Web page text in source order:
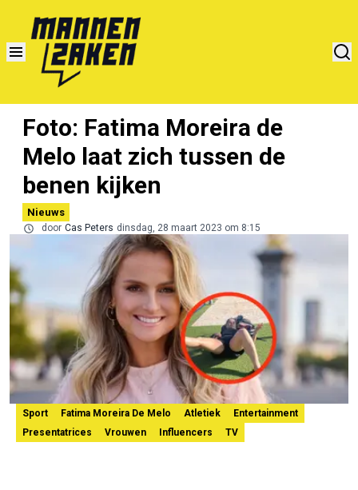
Foto: Fatima Moreira de
Melo laat zich tussen de
benen kijken
Nieuws
door Cas Peters dinsdag, 28 maart 2023 om 8:15
Sport Fatima Moreira De Melo Atletiek
Entertainment
Presentatrices
Vrouwen Influencers TV